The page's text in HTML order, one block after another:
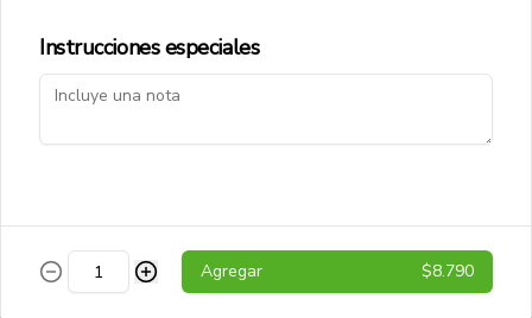
Conócenos
Despacho
Instrucciones especiales
Agregar $8.790